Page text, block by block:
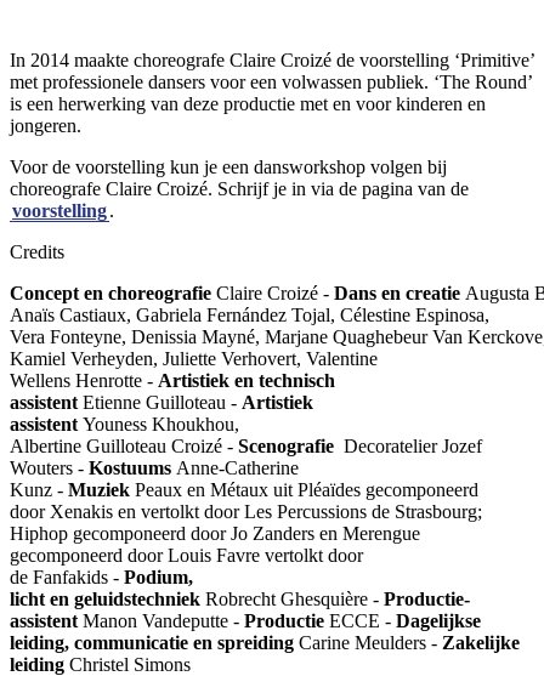
In 2014 maakte choreografe Claire Croizé de voorstelling ‘Primitive’
met professionele dansers voor een volwassen publiek. ‘The Round’
is een herwerking van deze productie met en voor kinderen en
jongeren.
Voor de voorstelling kun je een dansworkshop volgen bij
choreografe Claire Croizé. Schrijf je in via de pagina van de
voorstelling.
Credits
Concept en choreografie Claire Croizé - Dans en creatie Augusta
Anaïs Castiaux, Gabriela Fernández Tojal, Célestine Espinosa,
Vera Fonteyne, Denissia Mayné, Marjane Quaghebeur Van
Kamiel Verheyden, Juliette Verhovert, Valentine
Wellens Henrotte - Artistiek en technisch
assistent Etienne Guilloteau - Artistiek
assistent Youness Khoukhou,
Albertine Guilloteau Croizé - Scenografie Decoratelier Jozef
Wouters - Kostuums Anne-Catherine
Kunz - Muziek Peaux en Métaux uit Pléaïdes gecomponeerd
door Xenakis en vertolkt door Les Percussions de Strasbourg;
Hiphop gecomponeerd door Jo Zanders en Merengue
gecomponeerd door Louis Favre vertolkt door
de Fanfakids - Podium,
licht en geluidstechniek Robrecht Ghesquière - Productie-
assistent Manon Vandeputte - Productie ECCE - Dagelijkse
leiding, communicatie en spreiding Carine Meulders - Zakelijke
leiding Christel Simons